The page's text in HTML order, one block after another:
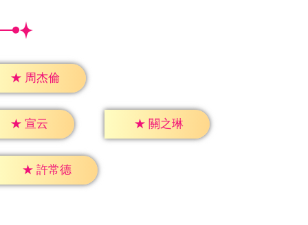
★ 周杰倫
★ 宣云 ★ 關之琳
★ 許常德